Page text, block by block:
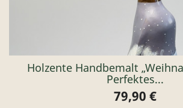
Holzente Handbemalt
Perfektes...
Preis
79,90 €